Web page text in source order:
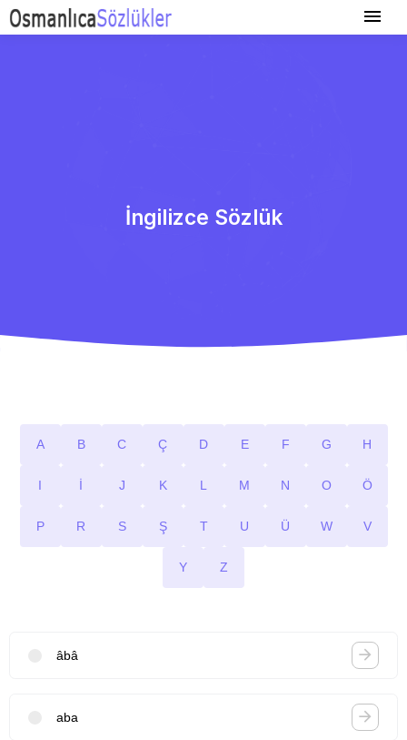
İngilizce Sözlük
A B C Ç D E F G H
I İ J K L M N O Ö
P R S Ş T U Ü W V
Y Z
âbâ
aba